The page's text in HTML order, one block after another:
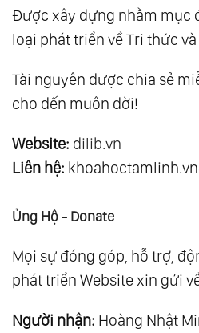
Được xây dựng nhằm mục
loại phát triển về Tri thức
Tài nguyên được chia sẻ
cho đến muôn đời!
Website: dilib.vn
Liên hệ:
Ủng Hộ - Donate
Mọi sự đóng góp, hỗ trợ,
phát triển Website xin gửi
Người nhận: Hoàng Nhật